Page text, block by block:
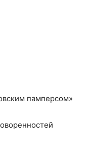
памперсом»